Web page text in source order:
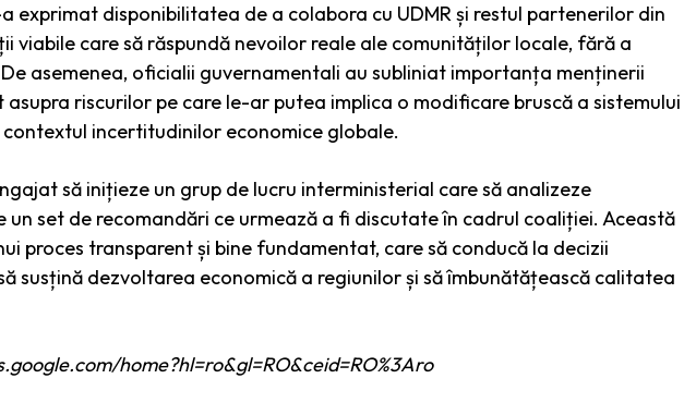
exprimat disponibilitatea de a colabora cu UDMR și restul partenerilor din
viabile care să răspundă nevoilor reale ale comunităților locale, fără a
asemenea, oficialii guvernamentali au subliniat importanța menținerii
riscurilor pe care le-ar putea implica o modificare bruscă a sistemului
contextul incertitudinilor economice globale.
să inițieze un grup de lucru interministerial care să analizeze
un set de recomandări ce urmează a fi discutate în cadrul coaliției. Această
proces transparent și bine fundamentat, care să conducă la decizii
susțină dezvoltarea economică a regiunilor și să îmbunătățească calitatea
home?hl=ro&gl=RO&ceid=RO%3Aro